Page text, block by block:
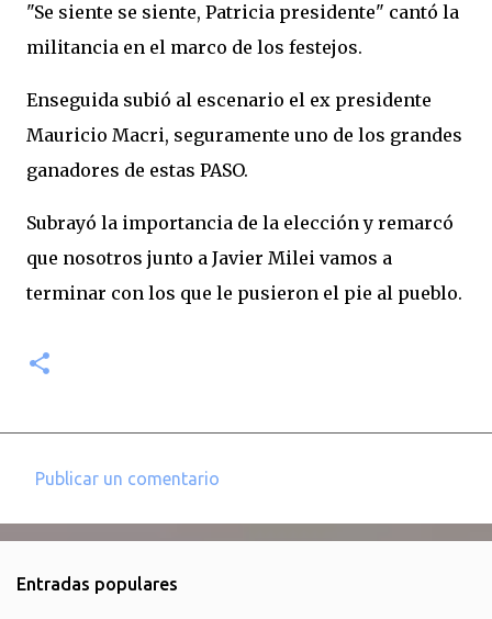
"Se siente se siente, Patricia presidente" cantó la
militancia en el marco de los festejos.
Enseguida subió al escenario el ex presidente
Mauricio Macri, seguramente uno de los grandes
ganadores de estas PASO.
Subrayó la importancia de la elección y remarcó
que nosotros junto a Javier Milei vamos a
terminar con los que le pusieron el pie al pueblo.
e
Publicar un comentario
Entradas populares